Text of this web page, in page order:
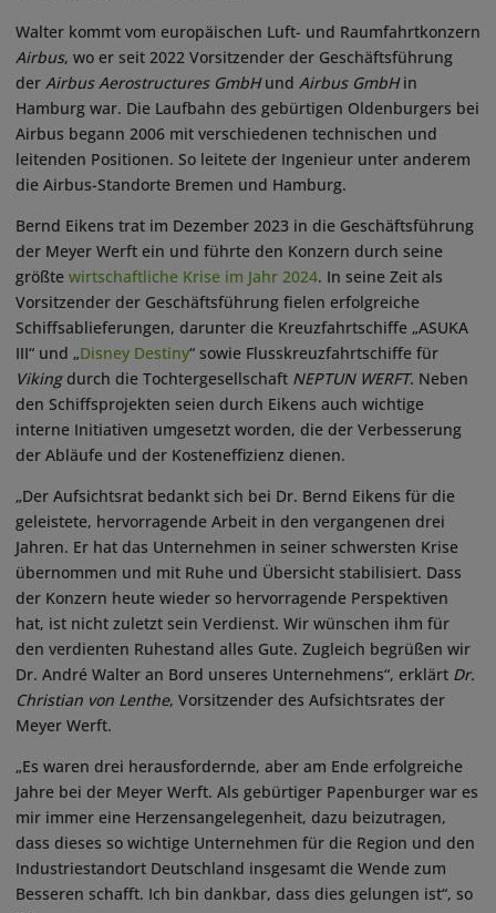
Walter kommt vom europäischen Luft- und Raumfahrtkonzern
Airbus, wo er seit 2022 Vorsitzender der Geschäftsführung
der Airbus Aerostructures GmbHund Airbus GmbHin
Hamburg war. Die Laufbahn des gebürtigen Oldenburgers bei
Airbus begann 2006 mit verschiedenen technischen und
leitenden Positionen. So leitete der Ingenieur unter anderem
die Airbus-Standorte Bremen und Hamburg.
Bernd Eikens trat im Dezember 2023 in die Geschäftsführung
der Meyer Werft ein und führte den Konzern durch seine
größte wirtschaftliche Krise im Jahr 2024. In seine Zeit als
Vorsitzender der Geschäftsführung fielen erfolgreiche
Schiffsablieferungen, darunter die Kreuzfahrtschiffe „ASUKA
III“ und „Disney Destiny“ sowie Flusskreuzfahrtschiffe für
Vikingdurch die Tochtergesellschaft NEPTUN WERFT. Neben
den Schiffsprojekten seien durch Eikens auch wichtige
interne Initiativen umgesetzt worden, die der Verbesserung
der Abläufe und der Kosteneffizienz dienen.
„Der Aufsichtsrat bedankt sich bei Dr. Bernd Eikens für die
geleistete, hervorragende Arbeit in den vergangenen drei
Jahren. Er hat das Unternehmen in seiner schwersten Krise
übernommen und mit Ruhe und Übersicht stabilisiert. Dass
der Konzern heute wieder so hervorragende Perspektiven
hat, ist nicht zuletzt sein Verdienst. Wir wünschen ihm für
den verdienten Ruhestand alles Gute. Zugleich begrüßen wir
Dr. André Walter an Bord unseres Unternehmens“, erklärt Dr.
Christian von Lenthe, Vorsitzender des Aufsichtsrates der
Meyer Werft.
„Es waren drei herausfordernde, aber am Ende erfolgreiche
Jahre bei der Meyer Werft. Als gebürtiger Papenburger war es
mir immer eine Herzensangelegenheit, dazu beizutragen,
dass dieses so wichtige Unternehmen für die Region und den
Industriestandort Deutschland insgesamt die Wende zum
Besseren schafft. Ich bin dankbar, dass dies gelungen ist“, so